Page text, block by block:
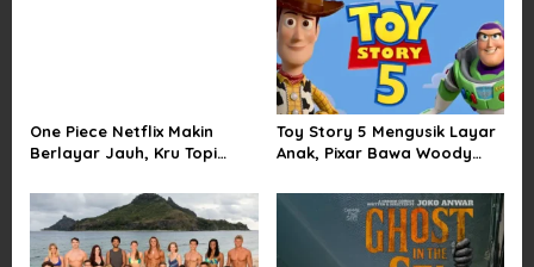
t
o
n
One Piece Netflix Makin
Berlayar Jauh, Kru Topi
Toy Story 5 Mengusik Layar
Anak, Pixar Bawa Woody